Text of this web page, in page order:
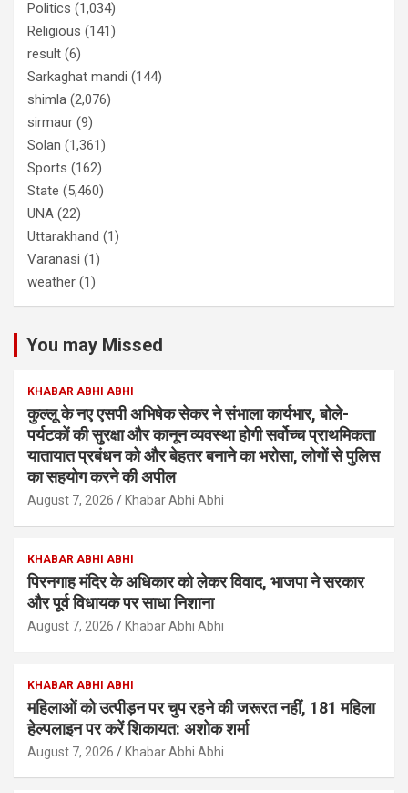
Politics (1,034)
Religious (141)
result (6)
Sarkaghat mandi (144)
shimla (2,076)
sirmaur (9)
Solan (1,361)
Sports (162)
State (5,460)
UNA (22)
Uttarakhand (1)
Varanasi (1)
weather (1)
You may Missed
KHABAR ABHI ABHI
कुल्लू के नए एसपी अभिषेक सेकर ने संभाला कार्यभार, बोले-
पर्यटकों की सुरक्षा और कानून व्यवस्था होगी सर्वोच्च प्राथमिकता
यातायात प्रबंधन को और बेहतर बनाने का भरोसा, लोगों से पुलिस
का सहयोग करने की अपील
August 7, 2026 Khabar Abhi Abhi
KHABAR ABHI ABHI
पिरनगाह मंदिर के अधिकार को लेकर विवाद, भाजपा ने सरकार
और पूर्व विधायक पर साधा निशाना
August 7, 2026 Khabar Abhi Abhi
KHABAR ABHI ABHI
महिलाओं को उत्पीड़न पर चुप रहने की जरूरत नहीं, 181 महिला
हेल्पलाइन पर करें शिकायत: अशोक शर्मा
August 7, 2026 Khabar Abhi Abhi